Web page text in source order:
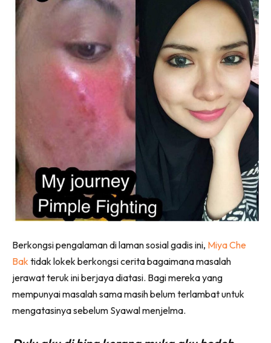
Berkongsi pengalaman di laman sosial gadis ini, Miya Che
Bak tidak lokek berkongsi cerita bagaimana masalah
jerawat teruk ini berjaya diatasi. Bagi mereka yang
mempunyai masalah sama masih belum terlambat untuk
mengatasinya sebelum Syawal menjelma.